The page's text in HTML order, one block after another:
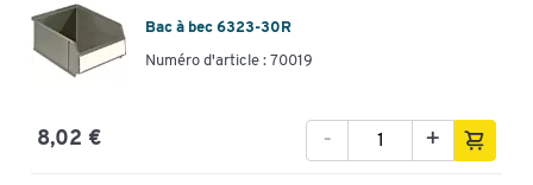
Bac à bec 6323-30R
Numéro d'article : 70019
8,02 € +
-